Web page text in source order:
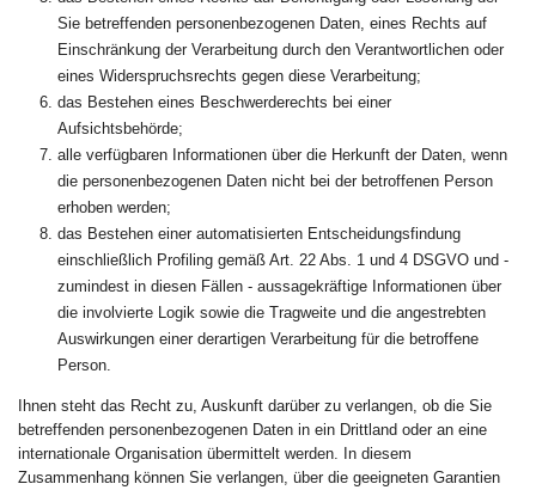
Sie betreffenden personenbezogenen Daten, eines Rechts auf
Einschränkung der Verarbeitung durch den Verantwortlichen oder
eines Widerspruchsrechts gegen diese Verarbeitung;
das Bestehen eines Beschwerderechts bei einer
Aufsichtsbehörde;
alle verfügbaren Informationen über die Herkunft der Daten, wenn
die personenbezogenen Daten nicht bei der betroffenen Person
erhoben werden;
das Bestehen einer automatisierten Entscheidungsfindung
einschließlich Profiling gemäß Art. 22 Abs. 1 und 4 DSGVO und -
zumindest in diesen Fällen - aussagekräftige Informationen über
die involvierte Logik sowie die Tragweite und die angestrebten
Auswirkungen einer derartigen Verarbeitung für die betroffene
Person.
Ihnen steht das Recht zu, Auskunft darüber zu verlangen, ob die Sie
betreffenden personenbezogenen Daten in ein Drittland oder an eine
internationale Organisation übermittelt werden. In diesem
Zusammenhang können Sie verlangen, über die geeigneten Garantien